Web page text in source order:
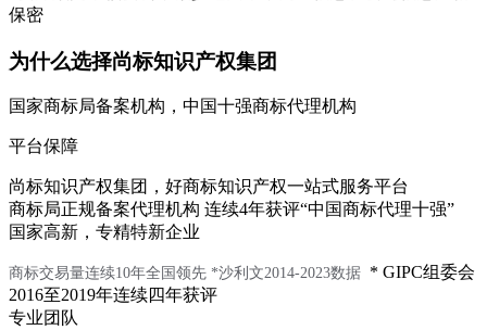
保密
为什么选择尚标知识产权集团
国家商标局备案机构，中国十强商标代理机构
平台保障
尚标知识产权集团，好商标知识产权一站式服务平台
商标局正规备案代理机构 连续4年获评“中国商标代理十强”
国家高新，专精特新企业
商标交易量连续10年全国领先 *沙利文2014-2023数据 * GIPC组委会
2016至2019年连续四年获评
专业团队